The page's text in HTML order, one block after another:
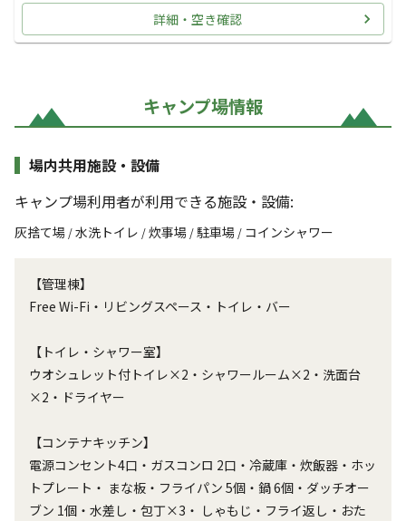
詳細・空き確認
キャンプ場情報
場内共用施設・設備
キャンプ場利用者が利用できる施設・設備:
灰捨て場 /水洗トイレ /炊事場 /駐車場 / コインシャワー
【管理棟】
Free Wi-Fi・リビングスペース・トイレ・バー
【トイレ・シャワー室】
ウオシュレット付トイレ×2・シャワールーム×2・洗面台
×2・ドライヤー
【コンテナキッチン】
電源コンセント4口・ガスコンロ 2口・冷蔵庫・炊飯器・ホッ
トプレート・ まな板・フライパン 5個・鍋 6個・ダッチオー
ブン 1個・水差し・包丁×3・ しゃもじ・フライ返し・おた